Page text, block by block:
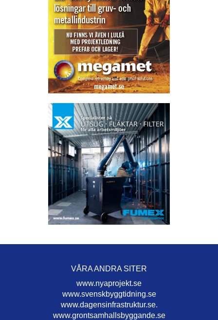
VÅRA ANDRA SITER
www.nyaprojekt.se
www.svenskbyggtidning.se
www.dagensinfrastruktur.se.
www.grontsamhallsbyggande.se